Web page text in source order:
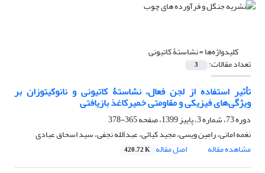
کلیدواژه‌ها =نشاستۀ کاتیونی
تعداد مقالات: 3
تأثیر استفاده از لجن فعال، نشاستۀ کاتیونی و نانوکیتوزان بر
ویژگی‌های فیزیکی و مقاومتی خمیرکاغذ بازیافتی
دوره 73، شماره 3، پاییز 1399، صفحه
365-378
نغمه امانی، رامین ویسی، مجید کیائی، عبدiلله نجفی، سید اسحاق عبادی
مشاهده مقاله
اصل مقاله 420.72 K